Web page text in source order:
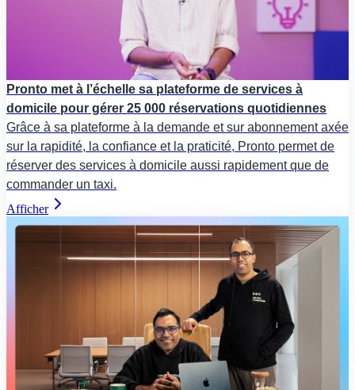
Pronto met à l’échelle sa plateforme de services à
domicile pour gérer 25 000 réservations quotidiennes
Grâce à sa plateforme à la demande et sur abonnement axée
sur la rapidité, la confiance et la praticité, Pronto permet de
réserver des services à domicile aussi rapidement que de
commander un taxi.
Afficher